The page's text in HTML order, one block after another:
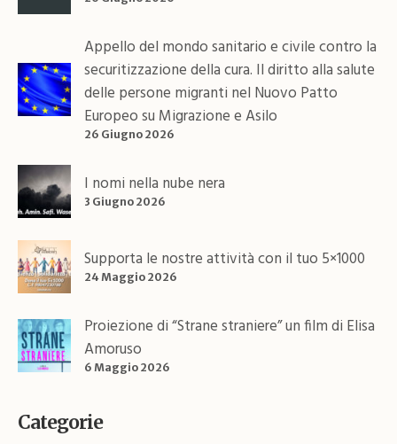
Appello del mondo sanitario e civile contro la
securitizzazione della cura. Il diritto alla salute
delle persone migranti nel Nuovo Patto
Europeo su Migrazione e Asilo
26 Giugno 2026
I nomi nella nube nera
3 Giugno 2026
Supporta le nostre attività con il tuo 5×1000
24 Maggio 2026
Proiezione di “Strane straniere” un film di Elisa
Amoruso
6 Maggio 2026
Categorie